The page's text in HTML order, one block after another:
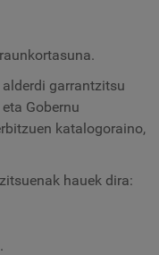
garrantzitsu
Gobernu
katalogoraino,
hauek dira: